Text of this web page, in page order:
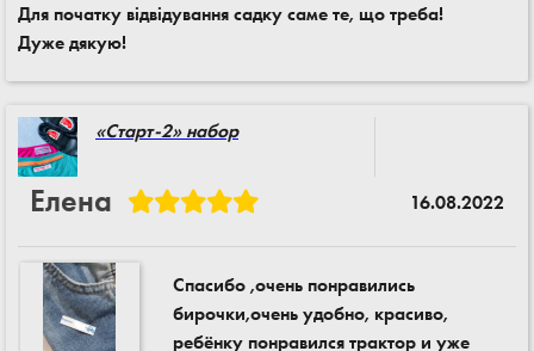
Для початку відвідування садку саме те, що треба!
Дуже дякую!
«Старт-2» набор
Елена 16.08.2022
Спасибо ,очень понравились
бирочки,очень удобно, красиво,
ребёнку понравился трактор и уже